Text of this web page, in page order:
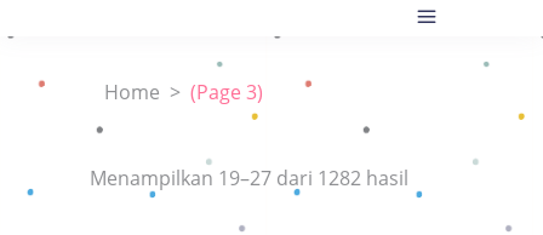
Home > (Page 3)
Menampilkan 19–27 dari 1282 hasil